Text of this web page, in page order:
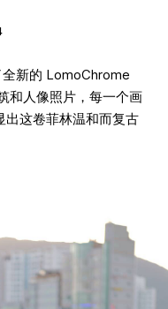
新的 LomoChrome
和人像照片，每一个画
出这卷菲林温和而复古